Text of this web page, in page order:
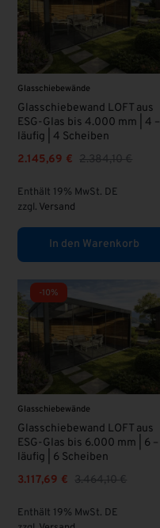
Glasschiebewände
Glasschiebewand LOFT aus
ESG-Glas bis 4.000 mm | 4 –
läufig | 4 Scheiben
2.384,10€
2.145,69 €
Enthält 19% MwSt. DE
zzgl. Versand
In den Warenkorb
-10%
Glasschiebewände
Glasschiebewand LOFT aus
ESG-Glas bis 6.000 mm | 6 –
läufig | 6 Scheiben
3.464,10€
3.117,69 €
Enthält 19% MwSt. DE